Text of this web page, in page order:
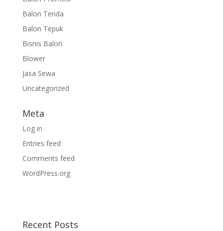
Balon Tenda
Balon Tepuk
Bisnis Balon
Blower
Jasa Sewa
Uncategorized
Meta
Log in
Entries feed
Comments feed
WordPress.org
Recent Posts